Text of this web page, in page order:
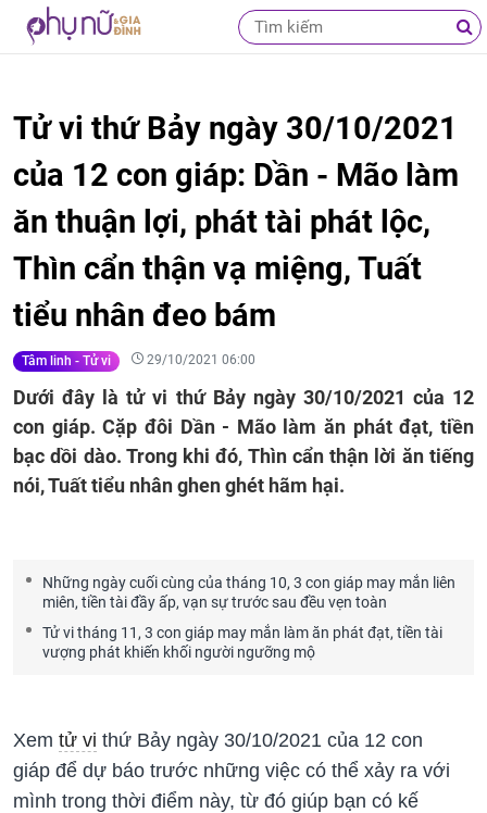
Tử vi thứ Bảy ngày 30/10/2021
của 12 con giáp: Dần - Mão làm
ăn thuận lợi, phát tài phát lộc,
Thìn cẩn thận vạ miệng, Tuất
tiểu nhân đeo bám
Tâm linh - Tử vi 29/10/2021 06:00
Dưới đây là tử vi thứ Bảy ngày 30/10/2021 của 12
con giáp. Cặp đôi Dần - Mão làm ăn phát đạt, tiền
bạc dồi dào. Trong khi đó, Thìn cẩn thận lời ăn tiếng
nói, Tuất tiểu nhân ghen ghét hãm hại.
Những ngày cuối cùng của tháng 10, 3 con giáp may mắn liên
miên, tiền tài đầy ấp, vạn sự trước sau đều vẹn toàn
Tử vi tháng 11, 3 con giáp may mắn làm ăn phát đạt, tiền tài
vượng phát khiến khối người ngưỡng mộ
Xem tử vi thứ Bảy ngày 30/10/2021 của 12 con
giáp để dự báo trước những việc có thể xảy ra với
mình trong thời điểm này, từ đó giúp bạn có kế